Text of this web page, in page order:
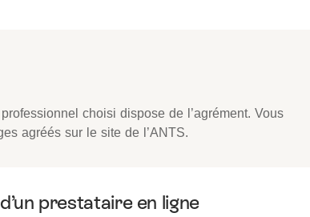
choisi dispose de l’agrément. Vous
agréés sur le site de l’ANTS.
prestataire en ligne